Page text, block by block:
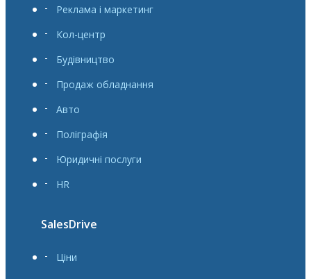
Реклама і маркетинг
Кол-центр
Будівництво
Продаж обладнання
Авто
Поліграфія
Юридичні послуги
HR
SalesDrive
Ціни